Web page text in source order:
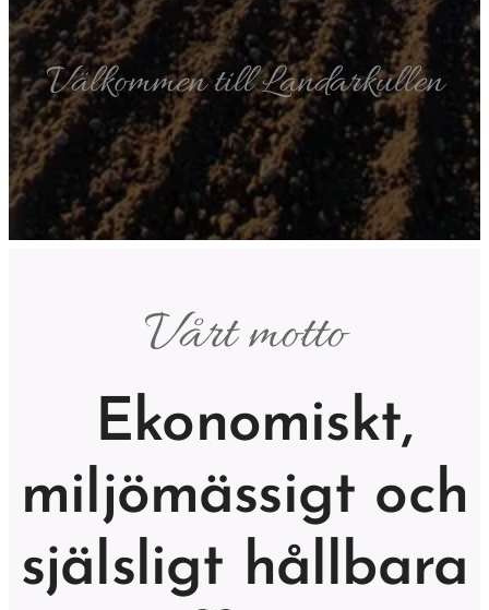
Välkommen till Landarkullen
Vårt motto
Ekonomiskt,
miljömässigt och
själsligt hållbara